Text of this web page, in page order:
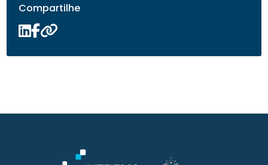
Compartilhe